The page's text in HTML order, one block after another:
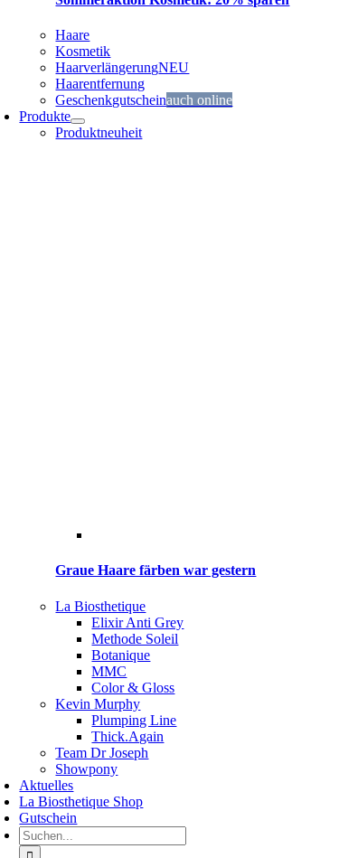
Haare
Kosmetik
Haarver­längerungNEU
Haarent­fernung
Geschenk­gutscheinauch online
Produkte
Produktneuheit
Graue Haare färben war gestern
La Biosthetique
Elixir Anti Grey
Methode Soleil
Botanique
MMC
Color & Gloss
Kevin Murphy
Plumping Line
Thick.Again
Team Dr Joseph
Showpony
Aktuelles
La Biosthetique Shop
Gutschein
Suche
nach: